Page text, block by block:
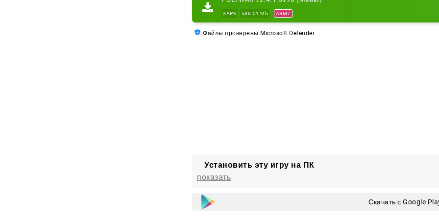
XAPK 536.51 Mb ARM7
Файлы проверены Microsoft Defender
Установить эту игру на ПК
показать
Скачать с Google